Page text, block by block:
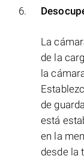
La
de la
la
de
está
en la
desde la